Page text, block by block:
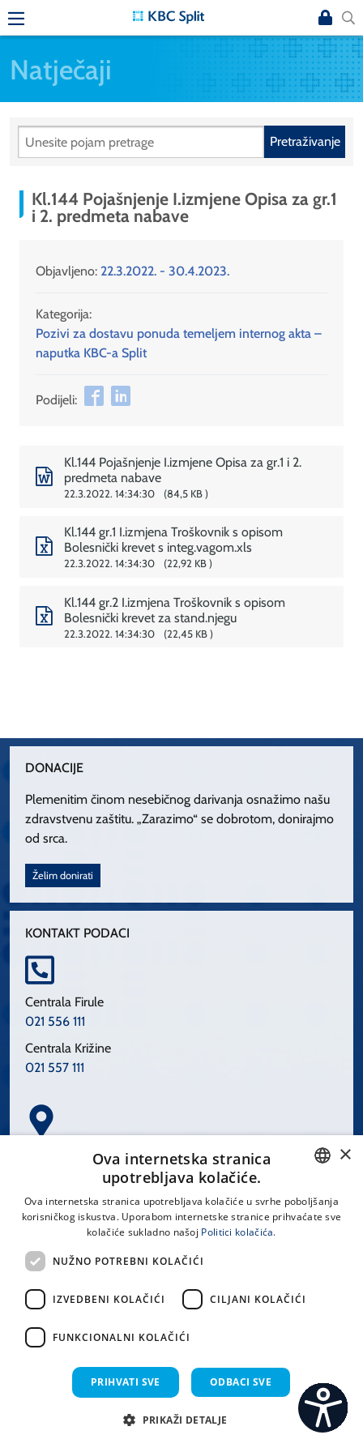
Natječaji
Pretraživanje
Kl.144 Pojašnjenje I.izmjene Opisa za gr.1
i 2. predmeta nabave
Objavljeno: 22.3.2022. - 30.4.2023.
Kategorija:
Pozivi za dostavu ponuda temeljem internog akta –
naputka KBC-a Split
Podijeli:
Kl.144 Pojašnjenje I.izmjene Opisa za gr.1 i 2.
predmeta nabave
22.3.2022. 14:34:30 84,5 KB
Kl.144 gr.1 I.izmjena Troškovnik s opisom
Bolesnički krevet s integ.vagom.xls
22.3.2022. 14:34:30 22,92 KB
Kl.144 gr.2 I.izmjena Troškovnik s opisom
Bolesnički krevet za stand.njegu
22.3.2022. 14:34:30 22,45 KB
DONACIJE
Plemenitim činom nesebičnog darivanja osnažimo našu
zdravstvenu zaštitu. „Zarazimo“ se dobrotom, donirajmo
od srca.
Želim donirati
KONTAKT PODACI
Centrala Firule
021 556 111
Centrala Križine
021 557 111
Spinčićeva 1, 21000 Split
LINKOVI
Uvjeti korištenja
CROATIAN
×
Ova internetska stranica
upotrebljava kolačiće.
Ova internetska stranica upotrebljava kolačiće u svrhe poboljšanja
korisničkog iskustva. Uporabom internetske stranice prihvaćate sve
kolačiće sukladno našoj Politici kolačića.
NUŽNO POTREBNI KOLAČIĆI
IZVEDBENI KOLAČIĆI CILJANI KOLAČIĆI
FUNKCIONALNI KOLAČIĆI
PRIHVATI SVE ODBACI SVE
PRIKAŽI DETALJE